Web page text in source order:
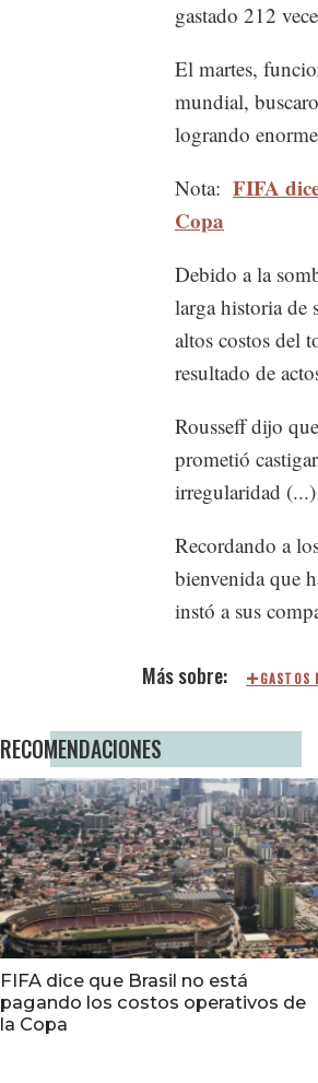
gastado 212
El martes,
mundial,
logrando
Nota: FIFA
Copa
Debido a la
larga historia de
altos costos del
resultado de
Rousseff dijo
prometió
irregularidad (...)
Recordando a
bienvenida que
instó a sus
GASTOS
RECOMENDACIONES
FIFA dice que Brasil no está
pagando los costos operativos de
la Copa